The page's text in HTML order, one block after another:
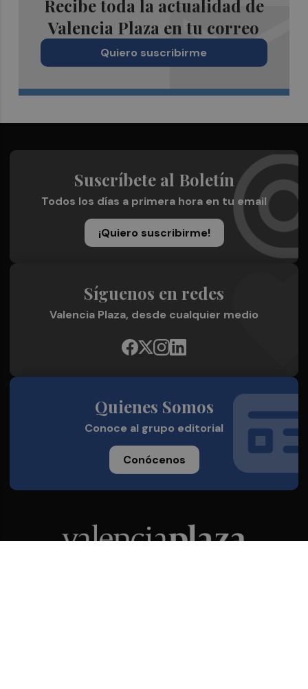
Recibe toda la actualidad de
Valencia Plaza en tu correo
Quiero suscribirme
Suscríbete al Boletín
Todos los días a primera hora en tu email
¡Quiero suscribirme!
Síguenos en redes
Valencia Plaza, desde cualquier medio
Quienes Somos
Conoce al grupo editorial
Conócenos